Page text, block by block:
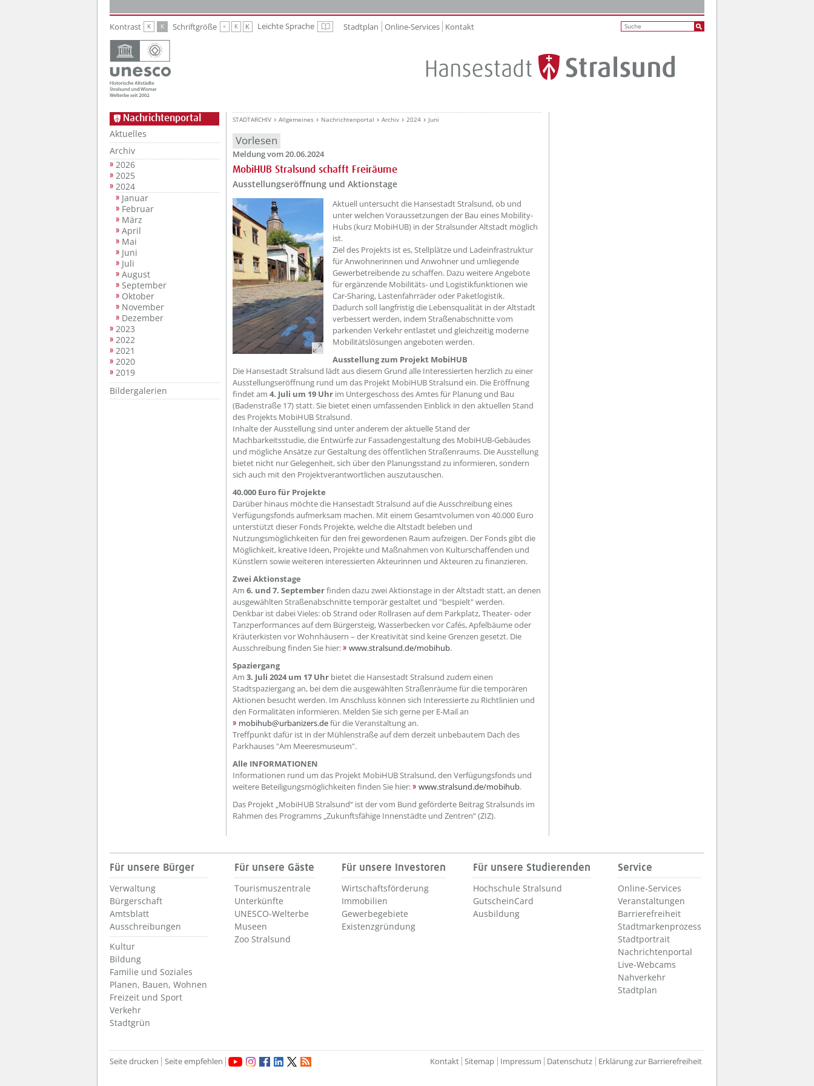
Kontrast K K Schriftgröße K K K Leichte Sprache Leichte Sprache
Stadtplan Online-Services Kontakt
Nachrichtenportal
Aktuelles
Archiv
2026
2025
2024
Januar
Februar
März
April
Mai
Juni
Juli
August
September
Oktober
November
Dezember
2023
2022
2021
2020
2019
Bildergalerien
STADTARCHIV Allgemeines Nachrichtenportal Archiv 2024 Juni
Vorlesen
Meldung vom 20.06.2024
MobiHUB Stralsund schafft Freiräume
Ausstellungseröffnung und Aktionstage
??? absaetzeOben[1]/titel ???
Aktuell untersucht die Hansestadt Stralsund, ob und
unter welchen Voraussetzungen der Bau eines Mobility-
Hubs (kurz MobiHUB) in der Stralsunder Altstadt möglich
ist.
Ziel des Projekts ist es, Stellplätze und Ladeinfrastruktur
für Anwohnerinnen und Anwohner und umliegende
Gewerbetreibende zu schaffen. Dazu weitere Angebote
für ergänzende Mobilitäts- und Logistikfunktionen wie
Car-Sharing, Lastenfahrräder oder Paketlogistik.
Dadurch soll langfristig die Lebensqualität in der Altstadt
verbessert werden, indem Straßenabschnitte vom
parkenden Verkehr entlastet und gleichzeitig moderne
Mobilitätslösungen angeboten werden.
Ausstellung zum Projekt MobiHUB
Die Hansestadt Stralsund lädt aus diesem Grund alle Interessierten herzlich zu einer
Ausstellungseröffnung rund um das Projekt MobiHUB Stralsund ein. Die Eröffnung
findet am 4. Juli um 19 Uhr im Untergeschoss des Amtes für Planung und Bau
(Badenstraße 17) statt. Sie bietet einen umfassenden Einblick in den aktuellen Stand
des Projekts MobiHUB Stralsund.
Inhalte der Ausstellung sind unter anderem der aktuelle Stand der
Machbarkeitsstudie, die Entwürfe zur Fassadengestaltung des MobiHUB-Gebäudes
und mögliche Ansätze zur Gestaltung des öffentlichen Straßenraums. Die Ausstellung
bietet nicht nur Gelegenheit, sich über den Planungsstand zu informieren, sondern
sich auch mit den Projektverantwortlichen auszutauschen.
40.000 Euro für Projekte
Darüber hinaus möchte die Hansestadt Stralsund auf die Ausschreibung eines
Verfügungsfonds aufmerksam machen. Mit einem Gesamtvolumen von 40.000 Euro
unterstützt dieser Fonds Projekte, welche die Altstadt beleben und
Nutzungsmöglichkeiten für den frei gewordenen Raum aufzeigen. Der Fonds gibt die
Möglichkeit, kreative Ideen, Projekte und Maßnahmen von Kulturschaffenden und
Künstlern sowie weiteren interessierten Akteurinnen und Akteuren zu finanzieren.
Zwei Aktionstage
Am 6. und 7. Septemberfinden dazu zwei Aktionstage in der Altstadt statt, an denen
ausgewählten Straßenabschnitte temporär gestaltet und "bespielt" werden.
Denkbar ist dabei Vieles: ob Strand oder Rollrasen auf dem Parkplatz, Theater- oder
Tanzperformances auf dem Bürgersteig, Wasserbecken vor Cafés, Apfelbäume oder
Kräuterkisten vor Wohnhäusern – der Kreativität sind keine Grenzen gesetzt. Die
Ausschreibung finden Sie hier:
www.stralsund.de/mobihub.
Spaziergang
Am 3. Juli 2024 um 17 Uhr bietet die Hansestadt Stralsund zudem einen
Stadtspaziergang an, bei dem die ausgewählten Straßenräume für die temporären
Aktionen besucht werden. Im Anschluss können sich Interessierte zu Richtlinien und
den Formalitäten informieren. Melden Sie sich gerne per E-Mail an
mobihub@urbanizers.defür die Veranstaltung an.
Treffpunkt dafür ist in der Mühlenstraße auf dem derzeit unbebautem Dach des
Parkhauses "Am Meeresmuseum".
Alle INFORMATIONEN
Informationen rund um das Projekt MobiHUB Stralsund, den Verfügungsfonds und
weitere Beteiligungsmöglichkeiten finden Sie hier:
www.stralsund.de/mobihub.
Das Projekt „MobiHUB Stralsund“ ist der vom Bund geförderte Beitrag Stralsunds im
Rahmen des Programms „Zukunftsfähige Innenstädte und Zentren“ (ZIZ).
Für unsere Bürger
Verwaltung
Bürgerschaft
Amtsblatt
Ausschreibungen
Kultur
Bildung
Familie und Soziales
Planen, Bauen, Wohnen
Freizeit und Sport
Verkehr
Stadtgrün
Für unsere Gäste
Tourismuszentrale
Unterkünfte
UNESCO-Welterbe
Museen
Zoo Stralsund
Für unsere Investoren
Wirtschaftsförderung
Immobilien
Gewerbegebiete
Existenzgründung
Für unsere Studierenden
Hochschule Stralsund
GutscheinCard
Ausbildung
Service
Online-Services
Veranstaltungen
Barrierefreiheit
Stadtmarkenprozess
Stadtportrait
Nachrichtenportal
Live-Webcams
Nahverkehr
Stadtplan
Seite drucken Seite empfehlen Kontakt Sitemap Impressum Datenschutz Erklärung zur Barrierefreiheit